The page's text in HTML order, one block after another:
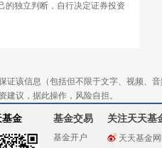
的独立判断，自行决定证券投资
该信息（包括但不限于文字、视频、
议，据此操作，风险自担。
基金 基金交易
基金开户
关注天天基
天天基金